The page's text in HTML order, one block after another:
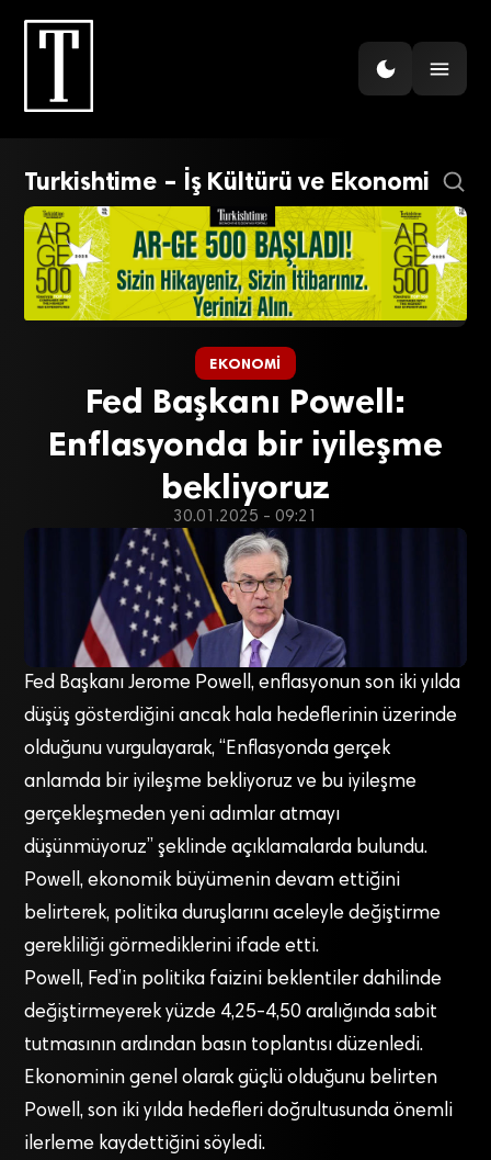
Turkishtime – İş Kültürü ve Ekonomi
EKONOMI
Fed Başkanı Powell:
Enflasyonda bir iyileşme
bekliyoruz
30.01.2025 - 09:21
Fed Başkanı Jerome Powell, enflasyonun son iki yılda
düşüş gösterdiğini ancak hala hedeflerinin üzerinde
olduğunu vurgulayarak, “Enflasyonda gerçek
anlamda bir iyileşme bekliyoruz ve bu iyileşme
gerçekleşmeden yeni adımlar atmayı
düşünmüyoruz” şeklinde açıklamalarda bulundu.
Powell, ekonomik büyümenin devam ettiğini
belirterek, politika duruşlarını aceleyle değiştirme
gerekliliği görmediklerini ifade etti.
Powell, Fed’in politika faizini beklentiler dahilinde
değiştirmeyerek yüzde 4,25-4,50 aralığında sabit
tutmasının ardından basın toplantısı düzenledi.
Ekonominin genel olarak güçlü olduğunu belirten
Powell, son iki yılda hedefleri doğrultusunda önemli
ilerleme kaydettiğini söyledi.